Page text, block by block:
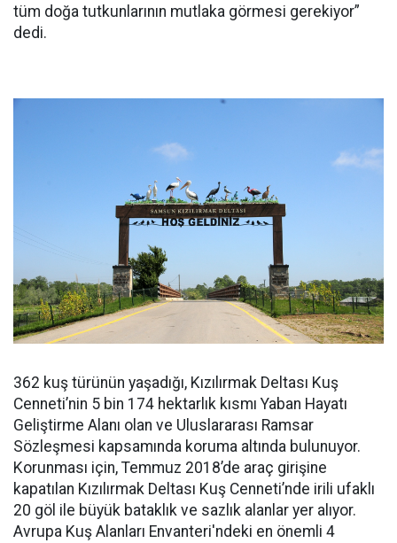
tüm doğa tutkunlarının mutlaka görmesi gerekiyor”
dedi.
362 kuş türünün yaşadığı, Kızılırmak Deltası Kuş
Cenneti’nin 5 bin 174 hektarlık kısmı Yaban Hayatı
Geliştirme Alanı olan ve Uluslararası Ramsar
Sözleşmesi kapsamında koruma altında bulunuyor.
Korunması için, Temmuz 2018’de araç girişine
kapatılan Kızılırmak Deltası Kuş Cenneti’nde irili ufaklı
20 göl ile büyük bataklık ve sazlık alanlar yer alıyor.
Avrupa Kuş Alanları Envanteri'ndeki en önemli 4